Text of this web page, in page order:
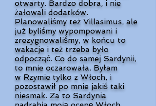
otwarty. Bardzo dobra, i nie
żałowali dodatków.
Planowaliśmy też Villasimus, ale
już byliśmy wypompowani i
zrezygnowaliśmy, w końcu to
wakacje i też trzeba było
odpocząć. Co do samej Sardynii,
to mnie oczarowała. Byłam
w Rzymie tylko z Włoch, i
pozostawił po mnie jakiś taki
niesmak. Za to Sardynia